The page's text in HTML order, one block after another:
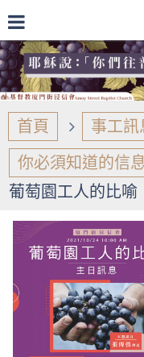
首頁
事工訊
你必須知道的信
葡萄園工人的比喻